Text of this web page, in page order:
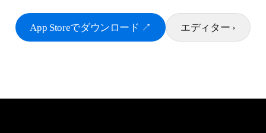
App Storeでダウンロード ↗ エディター ›